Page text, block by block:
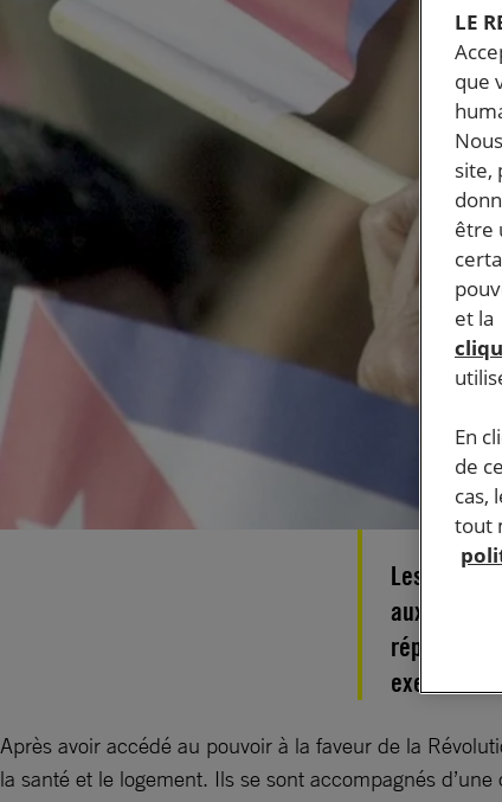
Les
aux
répression
exercice du
Après avoir accédé au pouvoir à la faveur de la
la santé et le logement. Ils se sont accompagnés
LE
que
site,
être
et la
En
de
cas,
tout